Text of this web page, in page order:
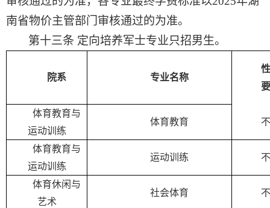
南省物价主管部门审核通过的为准。
第十三条 定向培养军士专业只招男生。
院系 专业名称
体育教育与
运动训练
体育教育
体育教育与
运动训练
运动训练
体育休闲与
艺术
社会体育